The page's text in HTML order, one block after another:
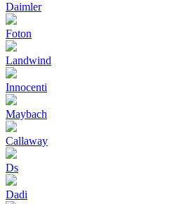
Daimler
Foton
Landwind
Innocenti
Maybach
Callaway
Ds
Dadi